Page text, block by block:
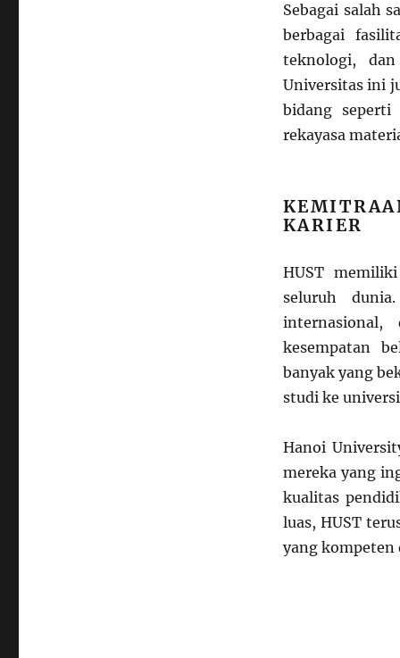
Sebagai salah
berbagai
teknologi,
Universitas ini
bidang seperti
rekayasa
KARIER
HUST
seluruh
internasional,
kesempatan
banyak yang
studi ke
Hanoi
mereka yang
kualitas
luas, HUST
yang kompeten